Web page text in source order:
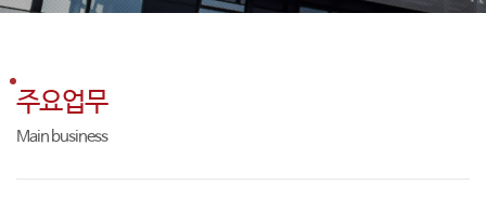
주요업무
Main business